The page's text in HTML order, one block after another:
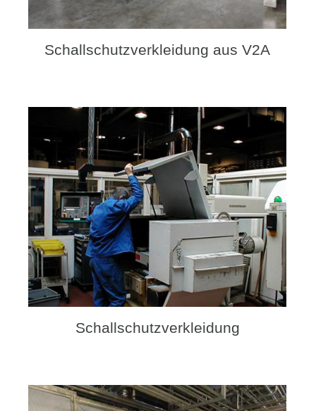
Schallschutzverkleidung aus V2A
Schallschutzverkleidung